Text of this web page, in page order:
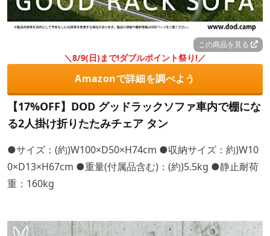
この商品を見る
＼8/9(日)まで!ダブルポイント祭り!／
Amazonで詳細を調べよう
【17%OFF】DOD グッドラックソファ車内で棚にな
る2人掛け折りたたみチェア タン
●サイズ：(約)W100×D50×H74cm ●収納サイズ：約)W10
0×D13×H67cm ●重量(付属品含む)：(約)5.5kg ●静止耐荷
重：160kg